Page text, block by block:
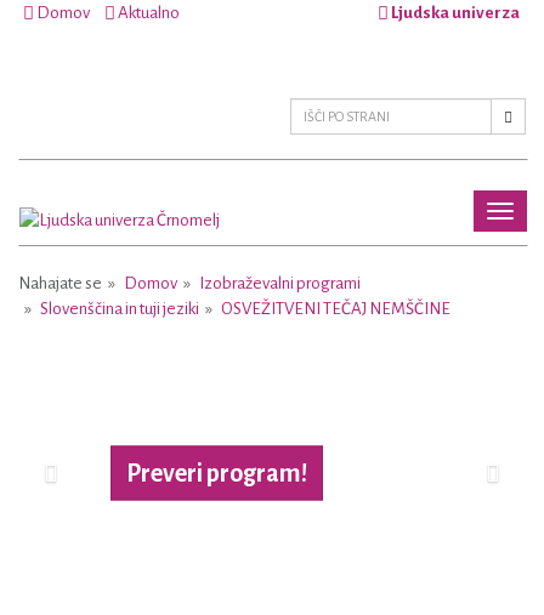
Domov Aktualno Ljudska univerza
Nahajate se Domov
Izobraževalni programi
Slovenščina in tuji jeziki
OSVEŽITVENI TEČAJ NEMŠČINE
Preveri program!